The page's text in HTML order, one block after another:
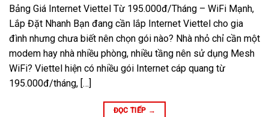
Bảng Giá Internet Viettel Từ 195.000đ/Tháng – WiFi Mạnh,
Lắp Đặt Nhanh Bạn đang cần lắp Internet Viettel cho gia
đình nhưng chưa biết nên chọn gói nào? Nhà nhỏ chỉ cần một
modem hay nhà nhiều phòng, nhiều tầng nên sử dụng Mesh
WiFi? Viettel hiện có nhiều gói Internet cáp quang từ
195.000đ/tháng, […]
ĐỌC TIẾP →